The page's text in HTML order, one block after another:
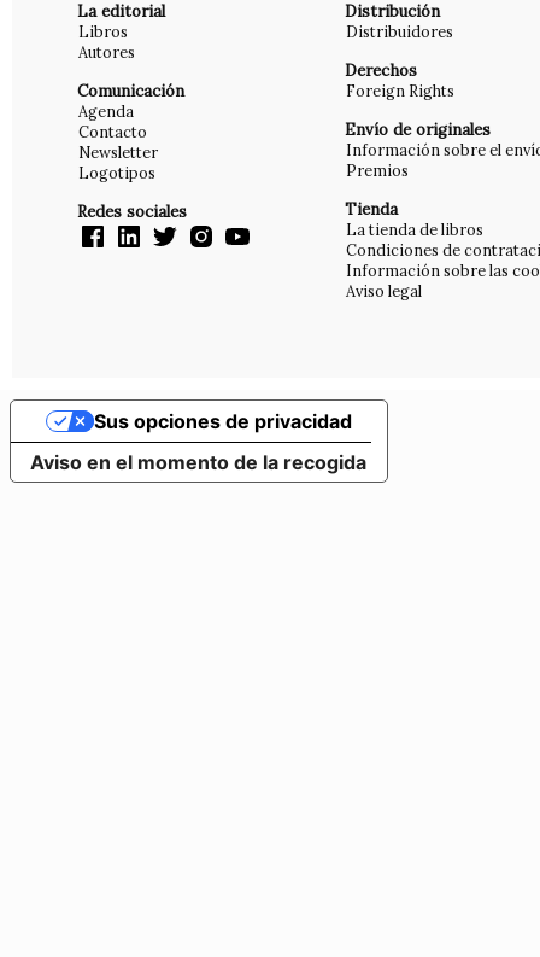
La editorial
Libros
Autores
Comunicación
Agenda
Contacto
Newsletter
Logotipos
Redes sociales
Distribución
Distribuidores
Derechos
Foreign Rights
Envío de originales
Información sobre el
Premios
Tienda
La tienda de libros
Condiciones de
Información sobre las
Aviso legal
Aviso en el momento de la recogida
Sus opciones de privacidad